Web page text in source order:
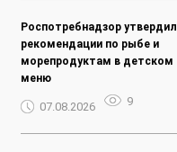
Роспотребнадзор утвердил
рекомендации по рыбе и
морепродуктам в детском
меню
07.08.2026 9